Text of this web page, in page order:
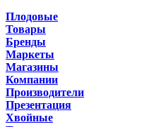
Плодовые
Товары
Бренды
Маркеты
Магазины
Компании
Производители
Презентация
Хвойные